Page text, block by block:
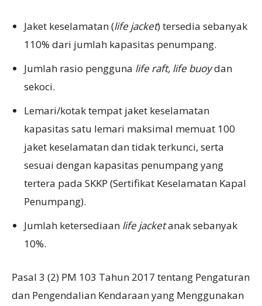
Jaket keselamatan (life jacket) tersedia sebanyak
110% dari jumlah kapasitas penumpang.
Jumlah rasio pengguna life raft, life buoydan
sekoci.
Lemari/kotak tempat jaket keselamatan
kapasitas satu lemari maksimal memuat 100
jaket keselamatan dan tidak terkunci, serta
sesuai dengan kapasitas penumpang yang
tertera pada SKKP (Sertifikat Keselamatan Kapal
Penumpang).
Jumlah ketersediaan life jacketanak sebanyak
10%.
Pasal 3 (2) PM 103 Tahun 2017 tentang Pengaturan
dan Pengendalian Kendaraan yang Menggunakan